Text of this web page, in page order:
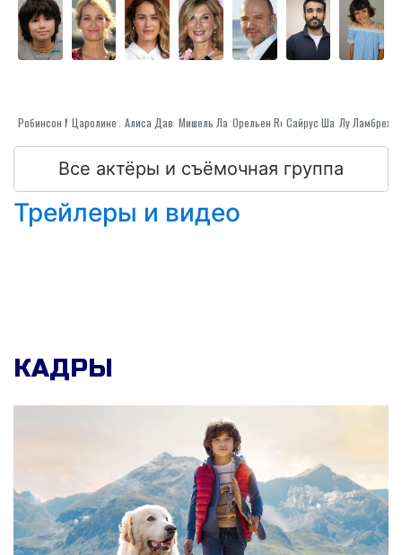
Робинсон Менсах-Роуанет Царолине Англаде
Алиса ДавидМишель ЛарокОрельен RecoingСайрус ШахидиЛу Ламбрехт
Все актёры и съёмочная группа
Трейлеры и видео
КАДРЫ